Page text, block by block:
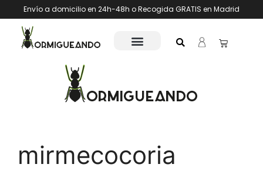
Envío a domicilio en 24h-48h o Recogida GRATIS en Madrid
mirmecocoria